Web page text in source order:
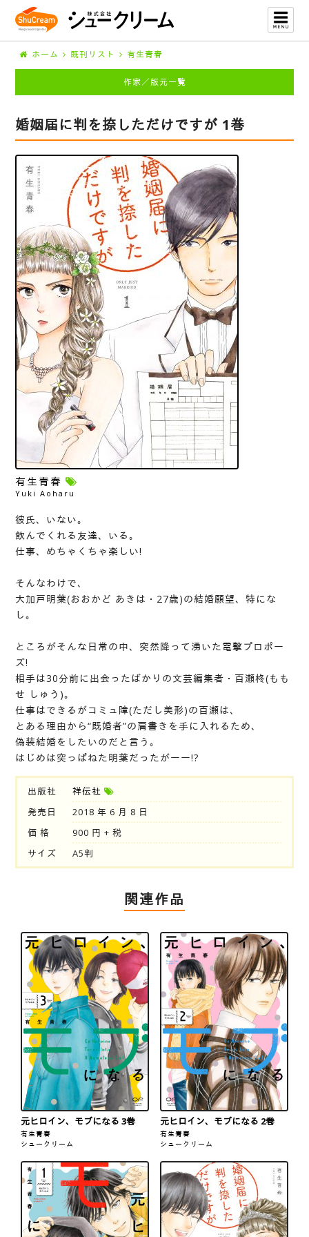
ホーム 既刊リスト 有生青春
作家／版元一覧
婚姻届に判を捺しただけですが 1巻
有生青春
Yuki Aoharu
彼氏、いない。
飲んでくれる友達、いる。
仕事、めちゃくちゃ楽しい!
そんなわけで、
大加戸明葉(おおかど あきは・27歳)の結婚願望、特にな
し。
ところがそんな日常の中、突然降って湧いた電撃プロポー
ズ!
相手は30分前に出会ったばかりの文芸編集者・百瀬柊(もも
せ しゅう)。
仕事はできるがコミュ障(ただし美形)の百瀬は、
とある理由から“既婚者”の肩書きを手に入れるため、
偽装結婚をしたいのだと言う。
はじめは突っぱねた明葉だったがーー!?
出版社
祥伝社
発売日
2018 年 6 月 8 日
価 格
900 円 + 税
サイズ
A5判
関連作品
元ヒロイン、モブになる 3巻
有生青春
シュークリーム
元ヒロイン、モブになる 2巻
有生青春
シュークリーム